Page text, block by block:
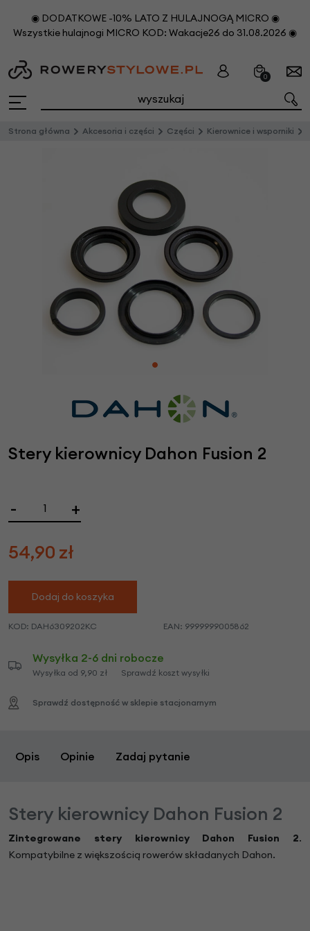
◉ DODATKOWE -10% LATO Z HULAJNOGĄ MICRO ◉
Wszystkie hulajnogi MICRO KOD: Wakacje26 do 31.08.2026 ◉
0
Strona główna Akcesoria i części Części Kierownice i wsporniki
Stery kierownicy Dahon Fusion 2
- +
54,90 zł
Dodaj do koszyka
KOD: DAH6309202KC EAN: 9999999005862
Wysyłka 2-6 dni robocze
Wysyłka od 9,90 zł Sprawdź koszt wysyłki
Sprawdź dostępność w sklepie stacjonarnym
Opis Opinie Zadaj pytanie
Stery kierownicy Dahon Fusion 2
Zintegrowane stery kierownicy Dahon Fusion 2.
Kompatybilne z większością rowerów składanych Dahon.